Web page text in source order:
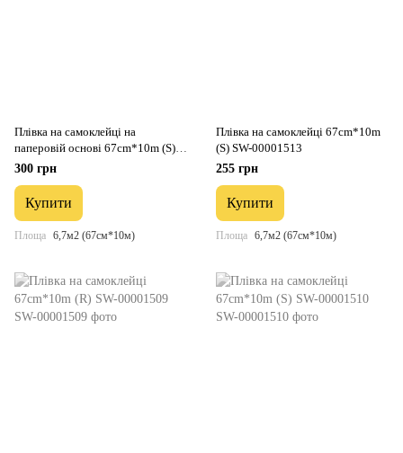
Плівка на самоклейці на
паперовій основі 67cm*10m (S)
SW-00001512
300 грн
Купити
Площа 6,7м2 (67см*10м)
Плівка на самоклейці 67cm*10m
(S) SW-00001513
255 грн
Купити
Площа 6,7м2 (67см*10м)